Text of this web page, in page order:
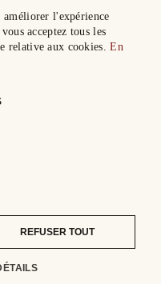
l'expérience
acceptez tous les
relative aux cookies.En
REFUSER TOUT